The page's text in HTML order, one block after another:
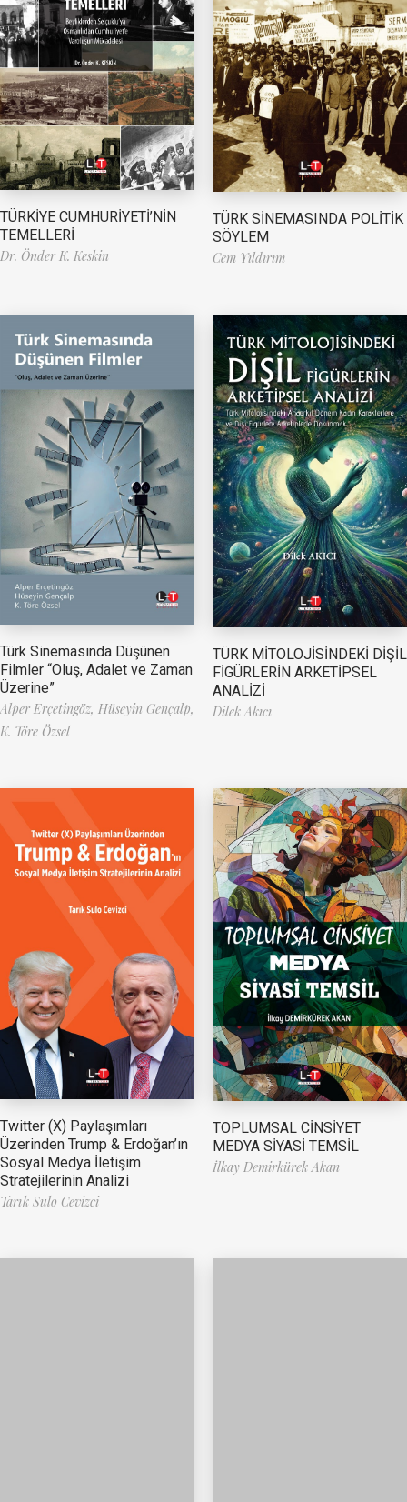
TÜRKİYE CUMHURİYETİ’NİN
TEMELLERİ
Dr. Önder K. Keskin
TÜRK SİNEMASINDA POLİTİK
SÖYLEM
Cem Yıldırım
Türk Sinemasında Düşünen
Filmler “Oluş, Adalet ve Zaman
Üzerine”
Alper Erçetingöz, Hüseyin Gençalp,
K. Töre Özsel
TÜRK MİTOLOJİSİNDEKİ DİŞİL
FİGÜRLERİN ARKETİPSEL
ANALİZİ
Dilek Akıcı
Twitter (X) Paylaşımları
Üzerinden Trump & Erdoğan’ın
Sosyal Medya İletişim
Stratejilerinin Analizi
Tarık Sulo Cevizci
TOPLUMSAL CİNSİYET
MEDYA SİYASİ TEMSİL
İlkay Demirkürek Akan